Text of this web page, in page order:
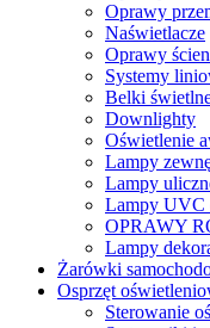
Oprawy
Naświetlacze
Oprawy
Systemy
Belki
Downlighty
Oświetlenie
Lampy
Lampy
Lampy UVC
OPRAWY
Lampy
Żarówki
Osprzęt
Sterowanie